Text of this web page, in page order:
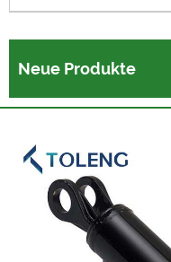
Neue Produkte